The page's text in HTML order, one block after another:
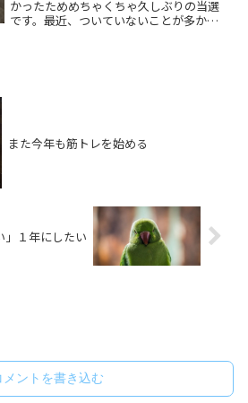
かったためめちゃくちゃ久しぶりの当選
です。最近、ついていないことが多かっ
また今年も筋トレを始める
」１年にしたい
メントを書き込む